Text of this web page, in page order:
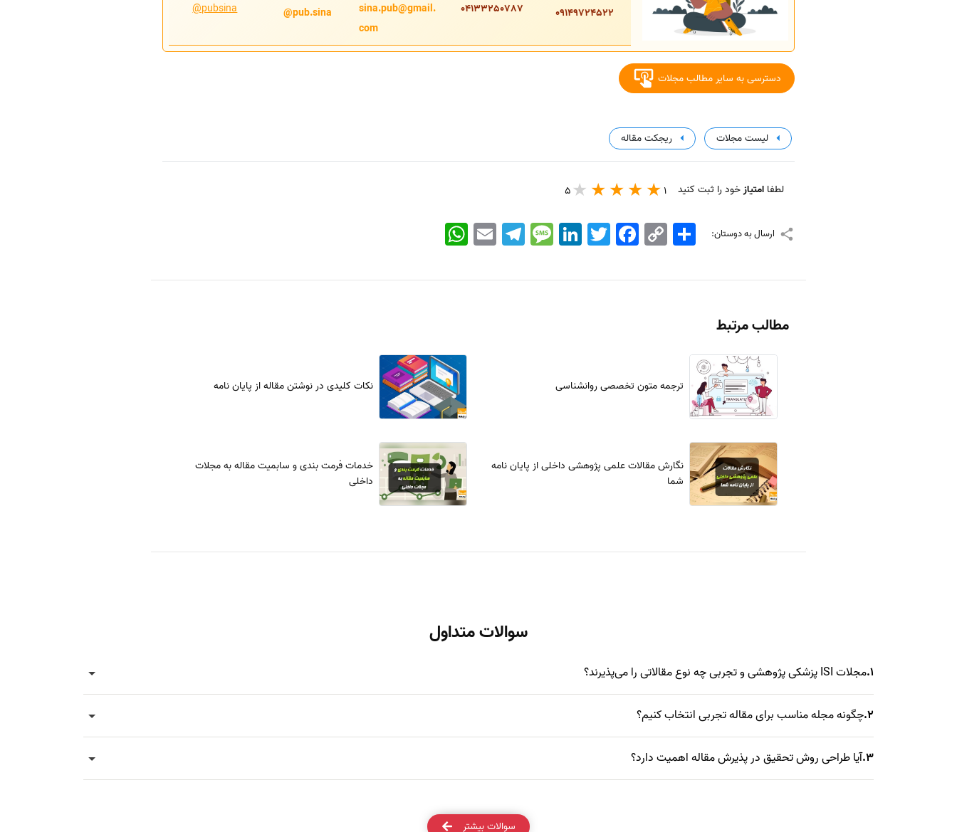
09149724522
04133250787
sina.pub@gmail.
com
pub.sina@
@pubsina
دسترسی به سایر مطالب مجلات
لیست مجلات ریجکت مقاله
لطفا امتیازخود را ثبت کنید 1
5
ارسال به دوستان: WhatsApp EmailTelegramMessageLinkedIn TwitterFacebook Copy
Link
اشتراک
مطالب مرتبط
ترجمه متون تخصصی روانشناسی نکات کلیدی در نوشتن مقاله از پایان نامه
نگارش مقالات علمی پژوهشی داخلی از پایان نامه
شما
خدمات فرمت بندی و سابمیت مقاله به مجلات
داخلی
سوالات متداول
1.مجلات ISI پزشکی پژوهشی و تجربی چه نوع مقالاتی را می‌پذیرند؟
2.چگونه مجله مناسب برای مقاله تجربی انتخاب کنیم؟
3.آیا طراحی روش تحقیق در پذیرش مقاله اهمیت دارد؟
سوالات بیشتر